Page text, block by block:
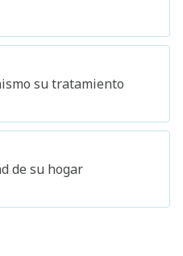
su tratamiento
de su hogar